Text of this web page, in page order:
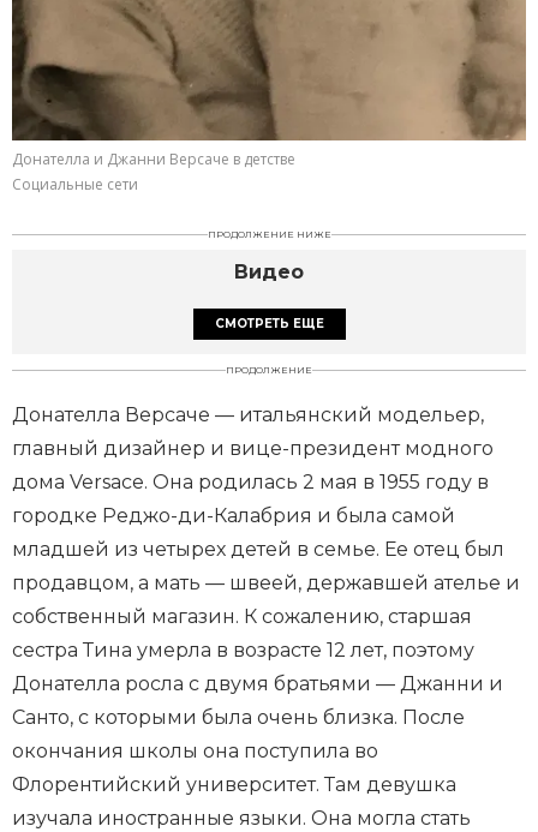
Донателла и Джанни Версаче в детстве
Социальные сети
ПРОДОЛЖЕНИЕ НИЖЕ
Видео
СМОТРЕТЬ ЕЩЕ
ПРОДОЛЖЕНИЕ
Донателла Версаче — итальянский модельер,
главный дизайнер и вице-президент модного
дома Versace. Она родилась 2 мая в 1955 году в
городке Реджо-ди-Калабрия и была самой
младшей из четырех детей в семье. Ее отец был
продавцом, а мать — швеей, державшей ателье и
собственный магазин. К сожалению, старшая
сестра Тина умерла в возрасте 12 лет, поэтому
Донателла росла с двумя братьями — Джанни и
Санто, с которыми была очень близка. После
окончания школы она поступила во
Флорентийский университет. Там девушка
изучала иностранные языки. Она могла стать